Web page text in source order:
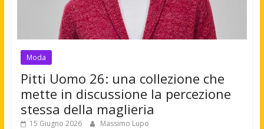
Moda
Pitti Uomo 26: una collezione che
mette in discussione la percezione
stessa della maglieria
15 Giugno 2026 Massimo Lupo